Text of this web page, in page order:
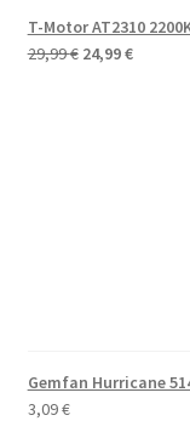
T-Motor AT2310
29,99€ Alkuperäinen
24,99€Nykyinen
Gemfan Hurricane
3,09€